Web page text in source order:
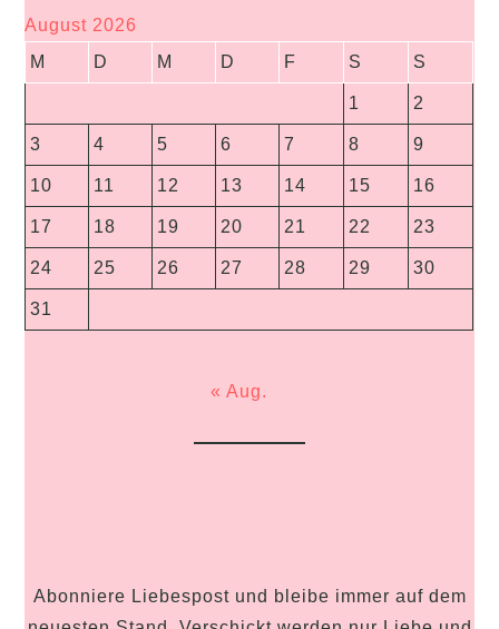
August 2026
M
D M D F S S
1 2
3 4 5 6 7 8 9
10 11 12 13 14 15 16
17 18 19 20 21 22 23
24 25 26 27 28 29 30
31
« Aug.
Abonniere Liebespost und bleibe immer auf dem